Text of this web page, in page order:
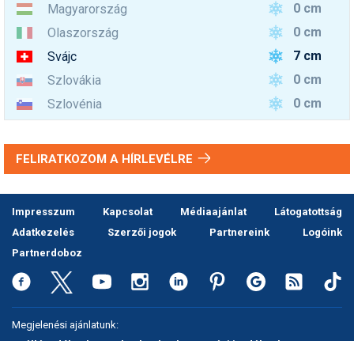
Magyarország
0 cm
Olaszország
0 cm
Svájc
7 cm
Szlovákia
0 cm
Szlovénia
0 cm
FELIRATKOZOM A HÍRLEVÉLRE
Impresszum Kapcsolat Médiaajánlat
Látogatottság
Adatkezelés
Szerzői jogok Partnereink
Logóink
Partnerdoboz
Megjelenési ajánlatunk: